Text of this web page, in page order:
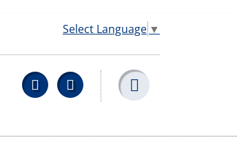
Select Language ▼
YouTubeWikipedia